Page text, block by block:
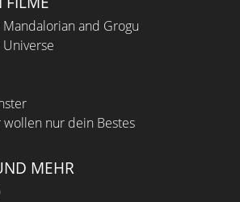
Mandalorian and Grogu
wollen nur dein Bestes
MEHR